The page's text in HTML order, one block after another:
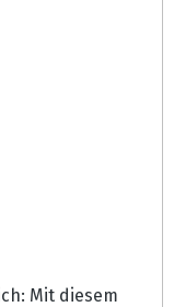
Mit diesem